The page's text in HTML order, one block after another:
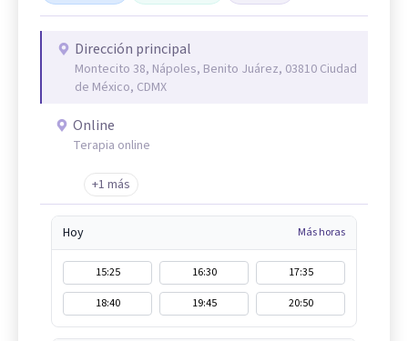
Dirección principal
Montecito 38, Nápoles, Benito Juárez, 03810 Ciudad
de México, CDMX
Online
Terapia online
+1 más
Hoy Más horas
15:25 16:30
17:35
18:40
19:45 20:50